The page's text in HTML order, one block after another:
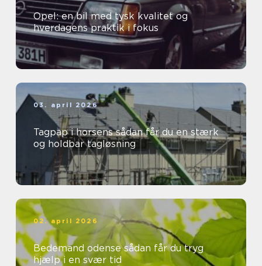
Opel: en bil med tysk kvalitet og
hverdagens praktik i fokus
03. april 2026
Tagpap i horsens sådan får du en stærk
og holdbar tagløsning
02. april 2026
Bedemand odense sådan får du tryg
hjælp i en svær tid